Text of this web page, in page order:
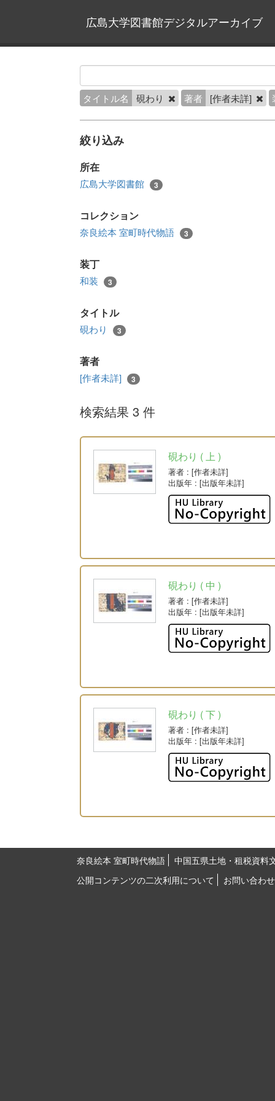
広島大学図書館デジタルアーカイブ
タイトル名 硯わり 著者 [作者未詳]
絞り込み
所在
広島大学図書館 3
コレクション
奈良絵本 室町時代物語 3
装丁
和装 3
タイトル
硯わり 3
著者
[作者未詳] 3
検索結果 3 件
硯わり ( 上 )
著者 : [作者未詳]
出版年 : [出版年未詳]
硯わり ( 中 )
著者 : [作者未詳]
出版年 : [出版年未詳]
硯わり ( 下 )
著者 : [作者未詳]
出版年 : [出版年未詳]
奈良絵本 室町時代物語
中国五県土地・租税資料
公開コンテンツの二次利用について
お問い合わせ